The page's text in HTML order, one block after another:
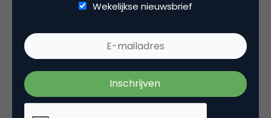
onverwachte en opwindende richtingen.
Deel dit artikel
Kopieer link
Wekelijkse nieuwsbrief